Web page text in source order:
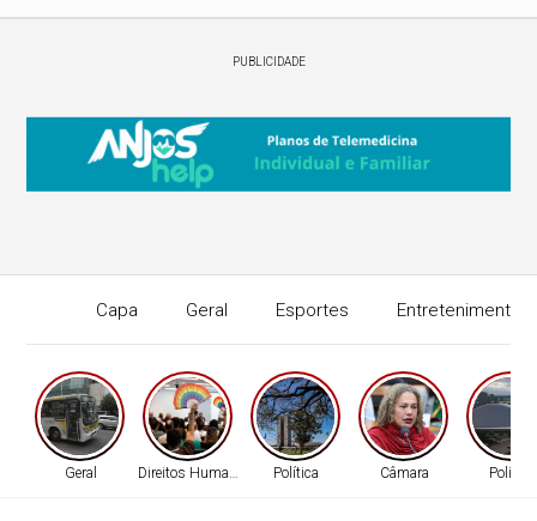
PUBLICIDADE
Capa Geral Esportes Entretenimento
Geral Direitos Humanos Política Câmara Política